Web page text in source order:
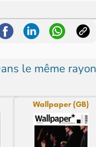
le même rayon
Wallpaper (GB)